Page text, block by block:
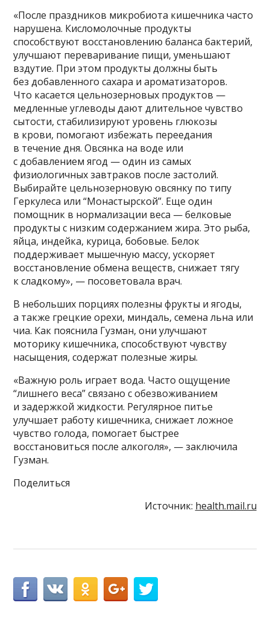
«После праздников микробиота кишечника часто
нарушена. Кисломолочные продукты
способствуют восстановлению баланса бактерий,
улучшают переваривание пищи, уменьшают
вздутие. При этом продукты должны быть
без добавленного сахара и ароматизаторов.
Что касается цельнозерновых продуктов —
медленные углеводы дают длительное чувство
сытости, стабилизируют уровень глюкозы
в крови, помогают избежать переедания
в течение дня. Овсянка на воде или
с добавлением ягод — один из самых
физиологичных завтраков после застолий.
Выбирайте цельнозерновую овсянку по типу
Геркулеса или “Монастырской”. Еще один
помощник в нормализации веса — белковые
продукты с низким содержанием жира. Это рыба,
яйца, индейка, курица, бобовые. Белок
поддерживает мышечную массу, ускоряет
восстановление обмена веществ, снижает тягу
к сладкому», — посоветовала врач.
В небольших порциях полезны фрукты и ягоды,
а также грецкие орехи, миндаль, семена льна или
чиа. Как пояснила Гузман, они улучшают
моторику кишечника, способствуют чувству
насыщения, содержат полезные жиры.
«Важную роль играет вода. Часто ощущение
“лишнего веса” связано с обезвоживанием
и задержкой жидкости. Регулярное питье
улучшает работу кишечника, снижает ложное
чувство голода, помогает быстрее
восстановиться после алкоголя», — заключила
Гузман.
Поделиться
Источник: health.mail.ru